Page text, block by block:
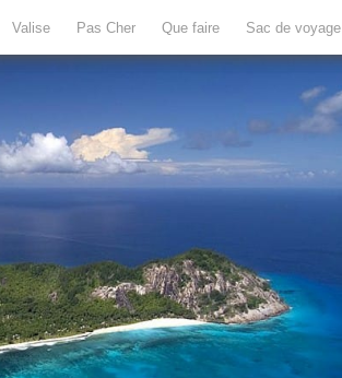
Valise Pas Cher Que faire Sac de voyage